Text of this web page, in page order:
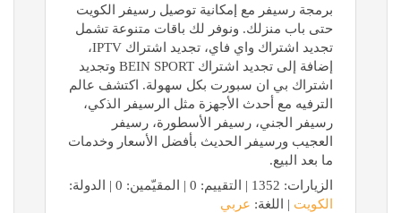
برمجة رسيفر مع إمكانية توصيل رسيفر الكويت
حتى باب منزلك. ونوفر لك باقات متنوعة تشمل
تجديد اشتراك واي فاي، تجديد اشتراك IPTV،
إضافة إلى تجديد اشتراك BEIN SPORT وتجديد
اشتراك بي ان سبورت بكل سهولة. اكتشف عالم
الترفيه مع أحدث الأجهزة مثل الرسيفر الذكي،
رسيفر الجني، رسيفر الأسطورة، رسيفر
العجيب ورسيفر الحديث بأفضل الأسعار وخدمات
ما بعد البيع.
الزيارات: 1352 | التقييم: 0 | المقيّمين: 0 | الدولة:
الكويت | اللغة: عربي